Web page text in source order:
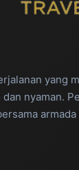
yang
nyaman.